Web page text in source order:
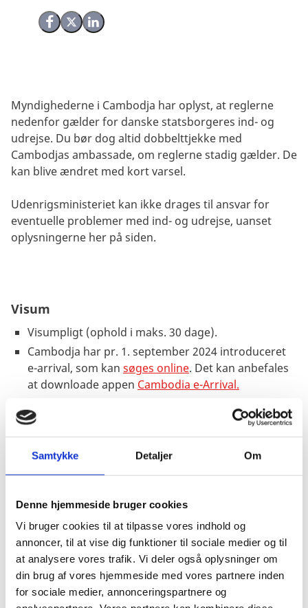
Samtykke Detaljer Om
Denne hjemmeside bruger cookies
Vi bruger cookies til at tilpasse vores indhold og
annoncer, til at vise dig funktioner til sociale medier og til
at analysere vores trafik. Vi deler også oplysninger om
din brug af vores hjemmeside med vores partnere inden
for sociale medier, annonceringspartnere og
Del på Facebook
Del på X (Twitter)
Del på LinkedIn
Myndighederne i Cambodja har oplyst, at reglerne
nedenfor gælder for danske statsborgeres ind- og
udrejse. Du bør dog altid dobbelttjekke med
Cambodjas ambassade, om reglerne stadig gælder. De
kan blive ændret med kort varsel.
Udenrigsministeriet kan ikke drages til ansvar for
eventuelle problemer med ind- og udrejse, uanset
oplysningerne her på siden.
Visum
Visumpligt (ophold i maks. 30 dage).
Cambodja har pr. 1. september 2024 introduceret
e-arrival, som kan søges online. Det kan anbefales
at downloade appen Cambodia e-Arrival.
denne hjemmeside:
អគ្គនាយកដ្ឋានអន្តោប្រវេសន៍ -
(immigration.gov.kh). Yderligere spørgsmål
omkring anvendelsen og proceduren for Cambodja
Dettelinkviser hvilke grænseovergange og
lufthavne accepterer eVisa.
Du kan søge om visum hos Cambodjas ambassade.
Læs mere om visumreglerher
Turistvisum til Cambodja kan opnås ved ankomst.